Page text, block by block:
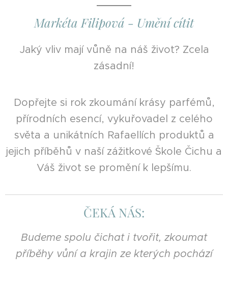
Markéta Filipová - Umění cítit
Jaký vliv mají vůně na náš život? Zcela
zásadní!
Dopřejte si rok zkoumání krásy parfémů,
přírodních esencí, vykuřovadel z celého
světa a unikátních Rafaellích produktů a
jejich příběhů v naší zážitkové Škole Čichu a
Váš život se promění k lepšímu.
ČEKÁ NÁS:
Budeme spolu čichat i tvořit, zkoumat
příběhy vůní a krajin ze kterých pochází